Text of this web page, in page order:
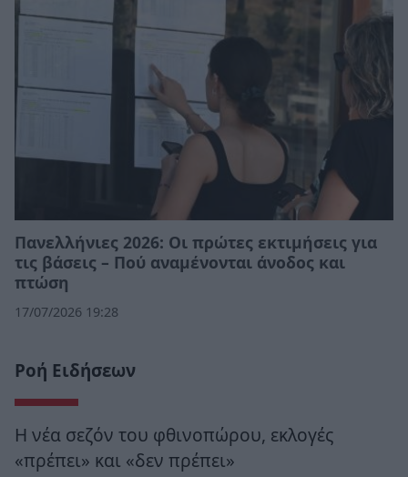
Πανελλήνιες 2026: Οι πρώτες εκτιμήσεις για
τις βάσεις – Πού αναμένονται άνοδος και
πτώση
17/07/2026 19:28
Ροή Ειδήσεων
Η νέα σεζόν του φθινοπώρου, εκλογές
«πρέπει» και «δεν πρέπει»